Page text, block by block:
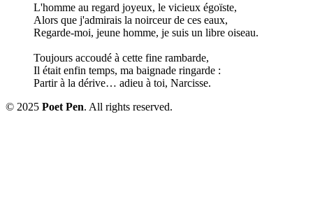
L'homme au regard joyeux, le vicieux égoïste,
Alors que j'admirais la noirceur de ces eaux,
Regarde-moi, jeune homme, je suis un libre oiseau.
Toujours accoudé à cette fine rambarde,
Il était enfin temps, ma baignade ringarde :
Partir à la dérive… adieu à toi, Narcisse.
© 2025 Poet Pen. All rights reserved.